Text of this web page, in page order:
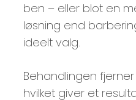
ben – eller blot en
løsning end
ideelt valg.
Behandlingen
hvilket giver et